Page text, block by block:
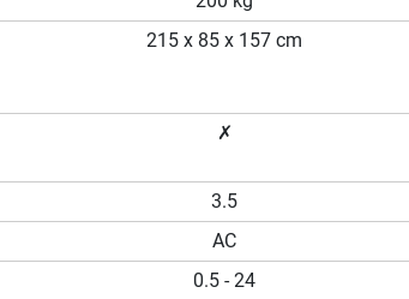
215 x 85 x 157 cm
✗
3.5
AC
0.5 - 24